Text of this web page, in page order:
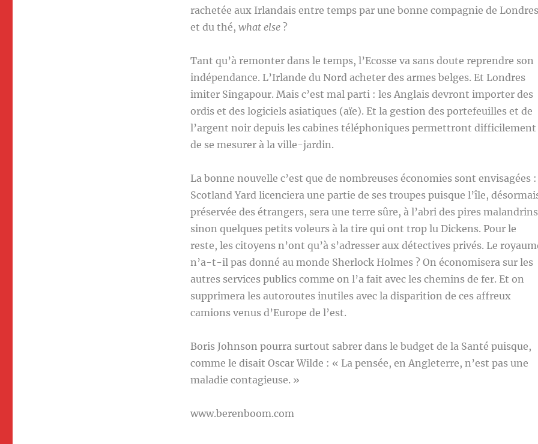
rachetée aux Irlandais entre temps par une bonne compagnie de
et du thé, what else?
Tant qu’à remonter dans le temps, l’Ecosse va sans doute reprendre son
indépendance. L’Irlande du Nord acheter des armes belges. Et Londres
imiter Singapour. Mais c’est mal parti : les Anglais devront importer des
ordis et des logiciels asiatiques (aïe). Et la gestion des portefeuilles et de
l’argent noir depuis les cabines téléphoniques permettront difficilement
de se mesurer à la ville-jardin.
La bonne nouvelle c’est que de nombreuses économies sont envisagées :
Scotland Yard licenciera une partie de ses troupes puisque l’île,
préservée des étrangers, sera une terre sûre, à l’abri des pires
sinon quelques petits voleurs à la tire qui ont trop lu Dickens. Pour le
reste, les citoyens n’ont qu’à s’adresser aux détectives privés. Le
n’a-t-il pas donné au monde Sherlock Holmes ? On économisera sur les
autres services publics comme on l’a fait avec les chemins de fer. Et on
supprimera les autoroutes inutiles avec la disparition de ces affreux
camions venus d’Europe de l’est.
Boris Johnson pourra surtout sabrer dans le budget de la Santé puisque,
comme le disait Oscar Wilde : « La pensée, en Angleterre, n’est pas une
maladie contagieuse. »
www.berenboom.com